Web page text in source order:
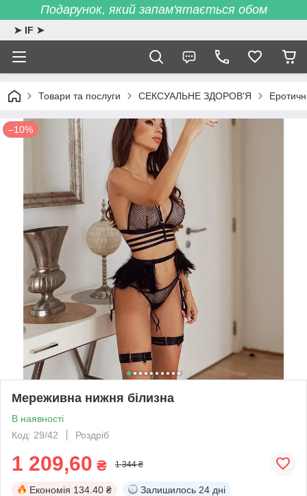
Подарунок, який запам'ятається обом
➤ IF ➤
Товари та послуги СЕКСУАЛЬНЕ ЗДОРОВ'Я
–10%
Мереживна нижня білизна
В наявності
Код: 29/42
Роздріб
1 209,60 ₴ 1 344 ₴
Економія 134.40 ₴ Залишилось 24 дні